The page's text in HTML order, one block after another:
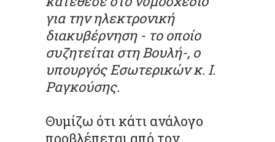
για την ηλεκτρονική
διακυβέρνηση - το οποίο
συζητείται στη Βουλή-, ο
υπουργός Εσωτερικών κ. Ι.
Ραγκούσης.
Θυμίζω ότι κάτι ανάλογο
προβλέπεται από τον